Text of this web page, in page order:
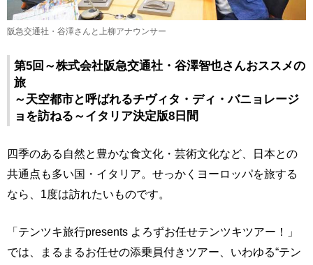
阪急交通社・谷澤さんと上柳アナウンサー
第5回～株式会社阪急交通社・谷澤智也さんおススメの
旅
～天空都市と呼ばれるチヴィタ・ディ・バニョレージ
ョを訪ねる～イタリア決定版8日間
四季のある自然と豊かな食文化・芸術文化など、日本との
共通点も多い国・イタリア。せっかくヨーロッパを旅する
なら、1度は訪れたいものです。
「テンツキ旅行presents よろずお任せテンツキツアー！」
では、まるまるお任せの添乗員付きツアー、いわゆる“テン